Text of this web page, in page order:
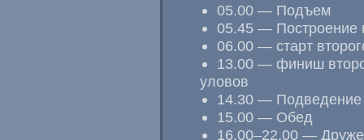
05.00 — Подъем
05.45 — Построение
06.00 — старт
13.00 — финиш
уловов
14.30 — Подведение
15.00 — Обед
16.00–22.00 —